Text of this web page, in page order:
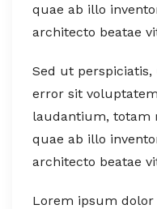
quae ab illo
architecto beatae
Sed ut
error sit
laudantium, totam
quae ab illo
architecto beatae
Lorem ipsum